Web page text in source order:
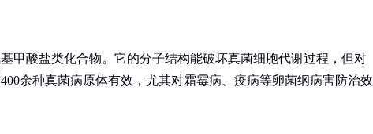
甲酸盐类化合物。它的分子结构能破坏真菌细胞代谢过程，但对
余种真菌病原体有效，尤其对霜霉病、疫病等卵菌纲病害防治效